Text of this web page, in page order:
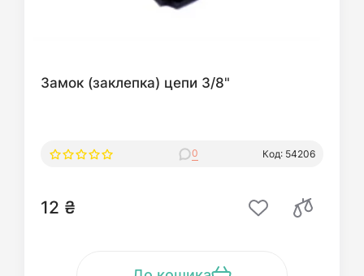
Замок (заклепка) цепи 3/8"
0 Код: 54206
12 ₴